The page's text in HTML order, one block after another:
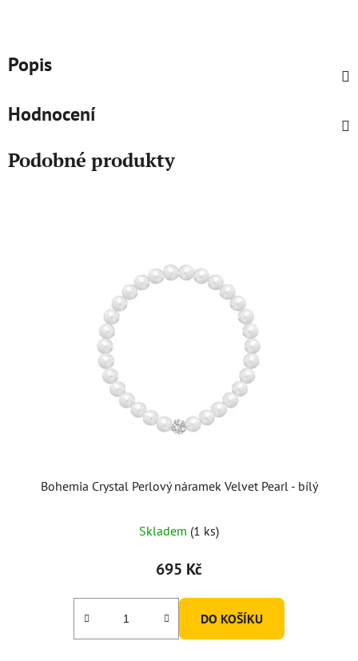
Popis
Hodnocení
Podobné produkty
Bohemia Crystal Perlový náramek Velvet Pearl - bílý
Skladem (1 ks)
695 Kč
DO KOŠÍKU